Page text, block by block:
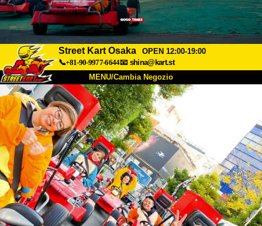
Street Kart Osaka
OPEN 12:00-19:00
📞+81-90-9977-6644📧 shina@kart.st
MENU/Cambia Negozio
INIZIO
Chi Siamo Specifiche
Accesso Recensioni
Azienda Prenotazioni
Cambia Negozio
Tokyo Shinagawa Tokyo Akihabara#1
Tokyo Akihabara#2 Tokyo Shibuya